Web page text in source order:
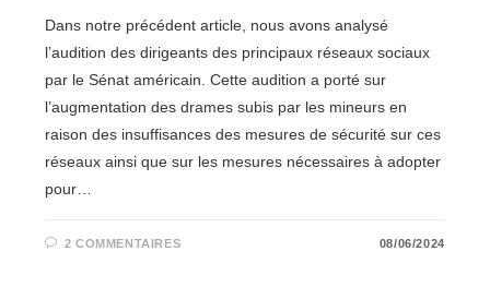
Dans notre précédent article, nous avons analysé
l’audition des dirigeants des principaux réseaux sociaux
par le Sénat américain. Cette audition a porté sur
l’augmentation des drames subis par les mineurs en
raison des insuffisances des mesures de sécurité sur ces
réseaux ainsi que sur les mesures nécessaires à adopter
pour…
2 COMMENTAIRES 08/06/2024